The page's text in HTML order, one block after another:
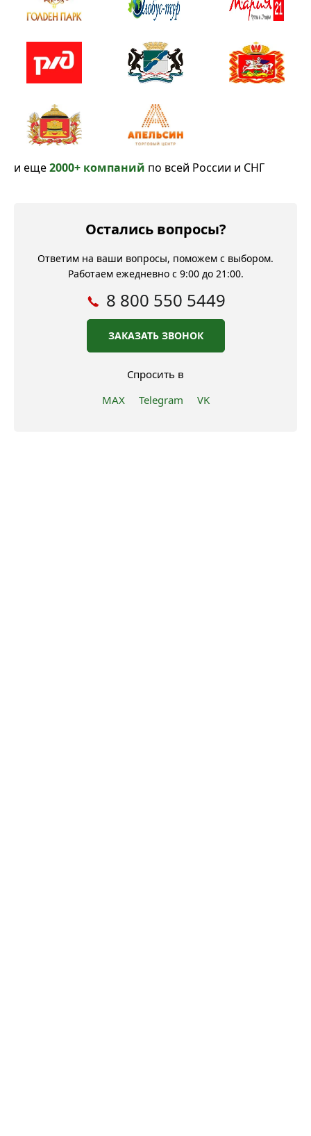
и еще2000+ компаний по всей России и СНГ
Остались вопросы?
Ответим на ваши вопросы, поможем с выбором.
Работаем ежедневно с 9:00 до 21:00.
8 800 550 5449
ЗАКАЗАТЬ ЗВОНОК
Спросить в
MAX
Telegram VK